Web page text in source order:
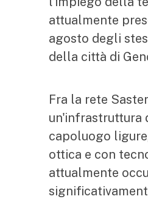
attualmente
agosto degli
della città di
Fra la rete
un'infrastruttura
capoluogo
ottica e con
attualmente